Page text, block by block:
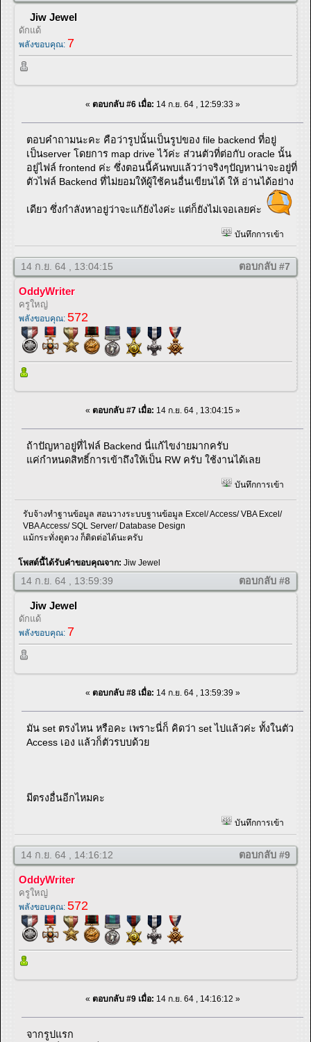
Jiw Jewel
ดักแด้
พลังขอบคุณ: 7
« ตอบกลับ #6 เมื่อ: 14 ก.ย. 64 , 12:59:33 »
ตอบคำถามนะคะ คือว่ารูปนั้นเป็นรูปของ file backend ที่อยู่
เป็นserver โดยการ map drive ไว้ค่ะ ส่วนตัวที่ต่อกับ oracle นั้น
อยู่ไฟล์ frontend ค่ะ ซึ่งตอนนี้ค้นพบแล้วว่าจริงๆปัญหาน่าจะอยู่ที่
ตัวไฟล์ Backend ที่ไม่ยอมให้ผู้ใช้คนอื่นเขียนได้ ให้ อ่านได้อย่าง
เดียว ซึ่งกำลังหาอยู่ว่าจะแก้ยังไงค่ะ แต่ก็ยังไม่เจอเลยค่ะ
บันทึกการเข้า
14 ก.ย. 64 , 13:04:15 ตอบกลับ #7
OddyWriter
ครูใหญ่
พลังขอบคุณ: 572
« ตอบกลับ #7 เมื่อ: 14 ก.ย. 64 , 13:04:15 »
ถ้าปัญหาอยู่ที่ไฟล์ Backend นี่แก้ไขง่ายมากครับ
แค่กำหนดสิทธิ์การเข้าถึงให้เป็น RW ครับ ใช้งานได้เลย
บันทึกการเข้า
รับจ้างทำฐานข้อมูล สอนวางระบบฐานข้อมูล Excel/ Access/ VBA Excel/
VBA Access/ SQL Server/ Database Design
แม้กระทั่งดูดวง ก็ติดต่อได้นะครับ
โพสต์นี้ได้รับคำขอบคุณจาก: Jiw Jewel
14 ก.ย. 64 , 13:59:39 ตอบกลับ #8
Jiw Jewel
ดักแด้
พลังขอบคุณ: 7
« ตอบกลับ #8 เมื่อ: 14 ก.ย. 64 , 13:59:39 »
มัน set ตรงไหน หรือคะ เพราะนี่ก็ คิดว่า set ไปแล้วค่ะ ทั้งในตัว
Access เอง แล้วก็ตัวรบบด้วย
มีตรงอื่นอีกไหมคะ
บันทึกการเข้า
14 ก.ย. 64 , 14:16:12 ตอบกลับ #9
OddyWriter
ครูใหญ่
พลังขอบคุณ: 572
« ตอบกลับ #9 เมื่อ: 14 ก.ย. 64 , 14:16:12 »
จากรูปแรก